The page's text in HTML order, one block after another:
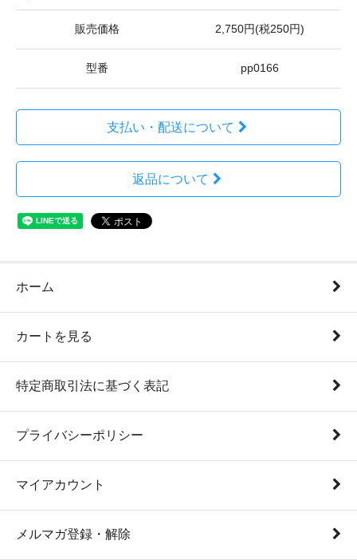
販売価格 2,750円(税250円)
型番 pp0166
支払い・配送について
返品について
ホーム
カートを見る
特定商取引法に基づく表記
プライバシーポリシー
マイアカウント
メルマガ登録・解除